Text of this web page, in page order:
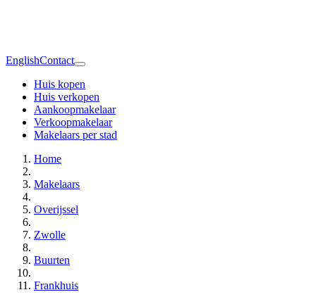
EnglishContact
Huis kopen
Huis verkopen
Aankoopmakelaar
Verkoopmakelaar
Makelaars per stad
Home
Makelaars
Overijssel
Zwolle
Buurten
Frankhuis